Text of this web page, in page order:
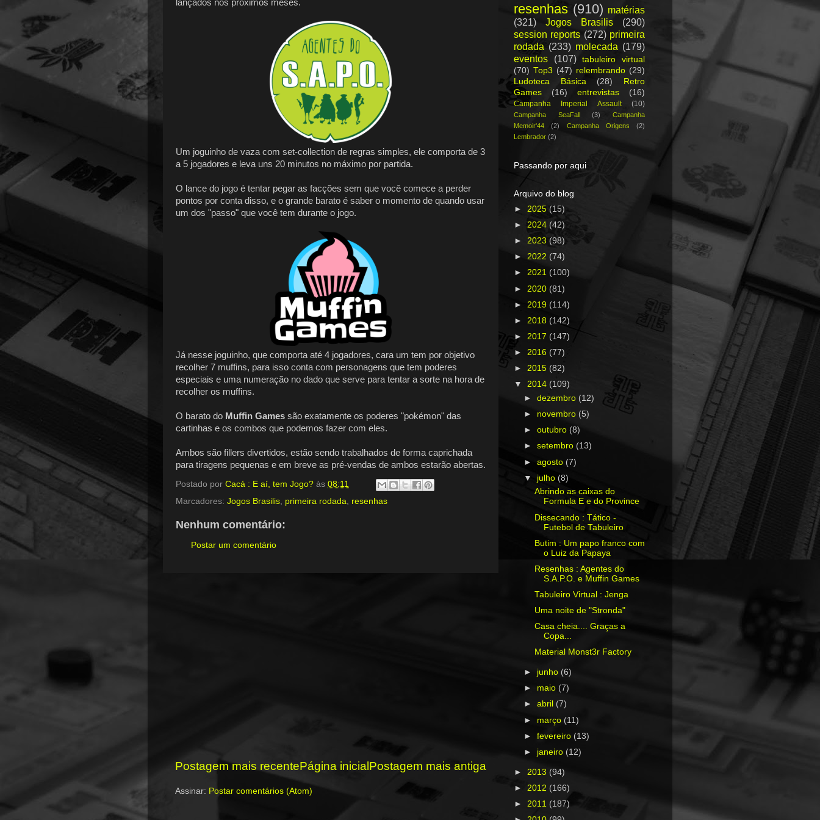
lançados nos próximos meses.
Um joguinho de vaza com set-collection de regras simples, ele comporta de 3
a 5 jogadores e leva uns 20 minutos no máximo por partida.
O lance do jogo é tentar pegar as facções sem que você comece a perder
pontos por conta disso, e o grande barato é saber o momento de quando usar
um dos "passo" que você tem durante o jogo.
Já nesse joguinho, que comporta até 4 jogadores, cara um tem por objetivo
recolher 7 muffins, para isso conta com personagens que tem poderes
especiais e uma numeração no dado que serve para tentar a sorte na hora de
recolher os muffins.
O barato do Muffin Games são exatamente os poderes "pokémon" das
cartinhas e os combos que podemos fazer com eles.
Ambos são fillers divertidos, estão sendo trabalhados de forma caprichada
para tiragens pequenas e em breve as pré-vendas de ambos estarão abertas.
Postado por Cacá : E aí, tem Jogo? às 08:11
Marcadores: Jogos Brasilis, primeira rodada, resenhas
Nenhum comentário:
Postar um comentário
Postagem mais recente Postagem mais antiga
Página inicial
Assinar: Postar comentários (Atom)
resenhas (910) matérias
(321)
Jogos Brasilis
(290)
session reports (272) primeira
rodada (233) molecada (179)
eventos
(107)
tabuleiro virtual
(70) Top3 (47) relembrando (29)
Ludoteca Básica
(28)
Retro
Games
(16) entrevistas (16)
Campanha Imperial Assault (10)
Campanha SeaFall (3)
Campanha
Memoir'44
(2) Campanha Origens
(2)
Lembrador (2)
Passando por aqui
Arquivo do blog
► 2025 (15)
► 2024 (42)
► 2023 (98)
► 2022 (74)
► 2021 (100)
► 2020 (81)
► 2019 (114)
► 2018 (142)
► 2017 (147)
► 2016 (77)
► 2015 (82)
▼ 2014 (109)
►dezembro (12)
► novembro (5)
►outubro (8)
►setembro (13)
►agosto (7)
▼ julho (8)
Abrindo as caixas do
Formula E e do Province
Dissecando : Tático -
Futebol de Tabuleiro
Butim : Um papo franco com
o Luiz da Papaya
Resenhas : Agentes do
S.A.P.O. e Muffin Games
Tabuleiro Virtual : Jenga
Uma noite de "Stronda"
Casa cheia.... Graças a
Copa...
Material Monst3r Factory
► junho (6)
► maio (7)
►abril (7)
► março (11)
►fevereiro (13)
► janeiro (12)
► 2013 (94)
► 2012 (166)
► 2011 (187)